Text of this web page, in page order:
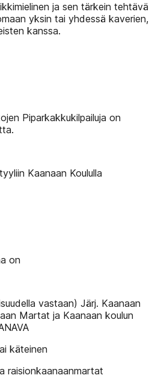
ja sen tärkein tehtävä
yksin tai yhdessä kaverien,
kanssa.
Piparkakkukilpailuja on
Kaanaan Koululla
on
vastaan) Järj. Kaanaan
Martat ja Kaanaan koulun
käteinen
raisionkaanaanmartat